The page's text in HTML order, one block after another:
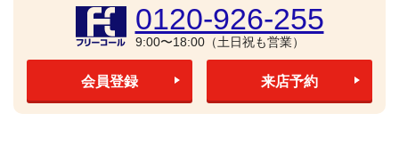
0120-926-255
9:00〜18:00（土日祝も営業）
会員登録 来店予約